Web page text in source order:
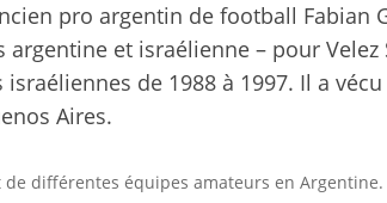
pro argentin de football
et israélienne – pour Velez
de 1988 à 1997. Il a
Aires.
différentes équipes amateurs en